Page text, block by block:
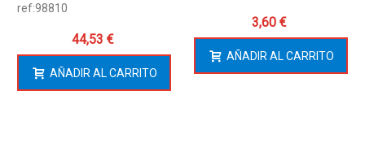
ref:98810
44,53 €
AÑADIR AL CARRITO
3,60 €
AÑADIR AL CARRITO